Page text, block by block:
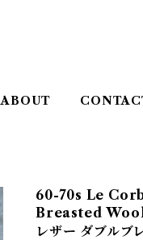
ABOUT
60-70s Le
Breasted Wool
レザー ダブルブ